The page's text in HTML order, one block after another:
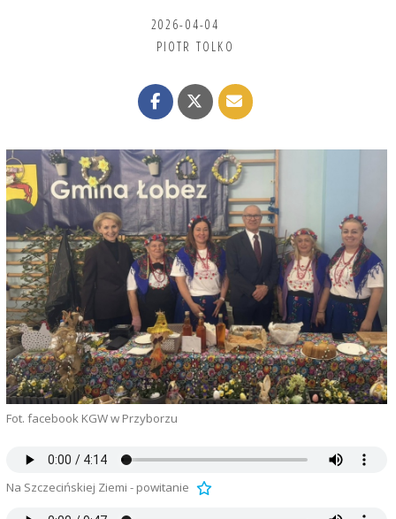
2026-04-04
PIOTR TOLKO
Fot. facebook KGW w Przyborzu
Na Szczecińskiej Ziemi - powitanie